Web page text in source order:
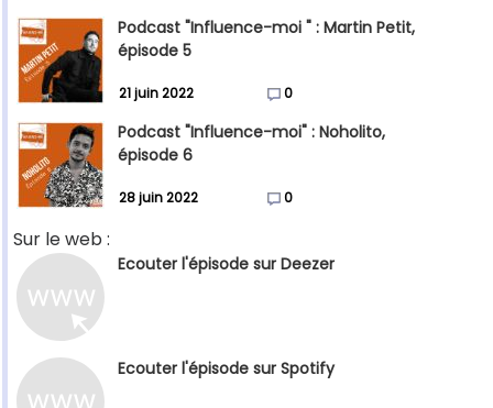
Podcast "Influence-moi " : Martin Petit,
épisode 5
21 juin 2022 0
Podcast "Influence-moi" : Noholito,
épisode 6
28 juin 2022 0
Sur le web :
Ecouter l'épisode sur Deezer
Ecouter l'épisode sur Spotify